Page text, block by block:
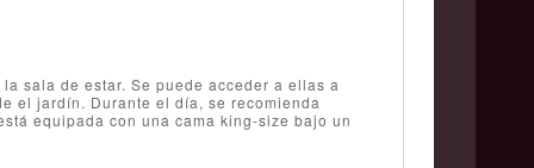
sala de estar. Se puede acceder a ellas a
el jardín. Durante el día, se recomienda
equipada con una cama king-size bajo un